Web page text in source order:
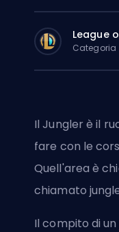
League
Categoria
Il Jungler è il
fare con le
Quell'area è
chiamato
Il compito di